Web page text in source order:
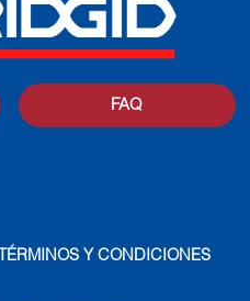
FAQ
TÉRMINOS Y CONDICIONES